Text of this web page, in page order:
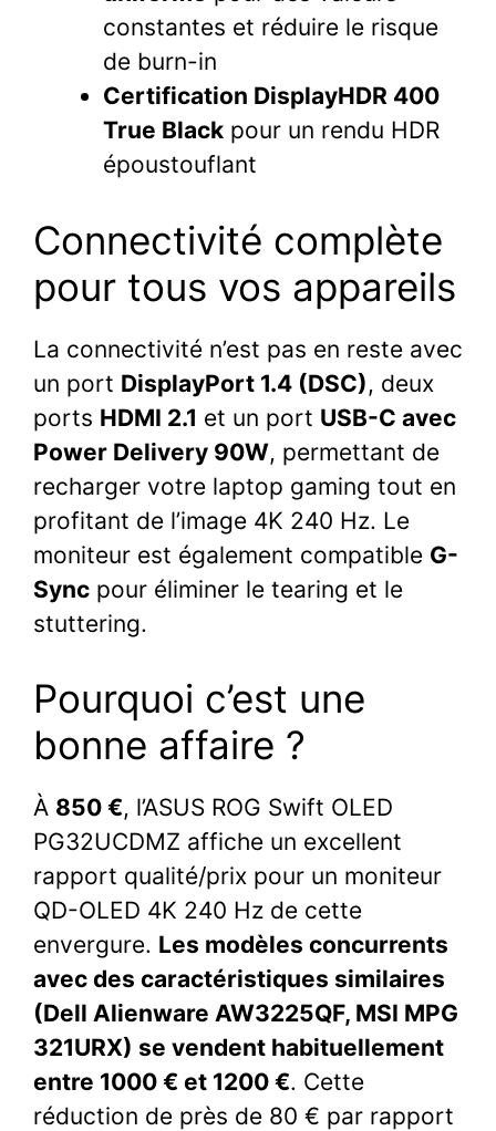
constantes et réduire le risque
de burn-in
Certification DisplayHDR 400
True Black pour un rendu HDR
époustouflant
Connectivité complète
pour tous vos appareils
La connectivité n’est pas en reste avec
un port DisplayPort 1.4 (DSC), deux
ports HDMI 2.1 et un port USB-C avec
Power Delivery 90W, permettant de
recharger votre laptop gaming tout en
profitant de l’image 4K 240 Hz. Le
moniteur est également compatible G-
Sync pour éliminer le tearing et le
stuttering.
Pourquoi c’est une
bonne affaire ?
À 850 €, l’ASUS ROG Swift OLED
PG32UCDMZ affiche un excellent
rapport qualité/prix pour un moniteur
QD-OLED 4K 240 Hz de cette
envergure. Les modèles concurrents
avec des caractéristiques similaires
(Dell Alienware AW3225QF, MSI MPG
321URX) se vendent habituellement
entre 1000 € et 1200 €. Cette
réduction de près de 80 € par rapport